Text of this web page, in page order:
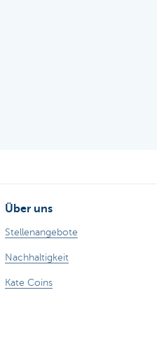
Über uns
Stellenangebote
Nachhaltigkeit
Kate Coins